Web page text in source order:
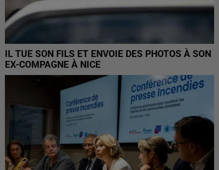
IL TUE SON FILS ET ENVOIE DES PHOTOS À SON
EX-COMPAGNE À NICE